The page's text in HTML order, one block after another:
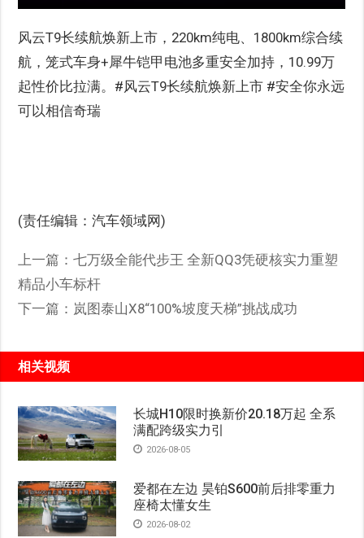
风云T9长续航焕新上市，220km纯电、1800km综合续
航，笼式车身+犀牛铠甲电池多重安全加持，10.99万
起性价比拉满。#风云T9长续航焕新上市 #安全你永远
可以相信奇瑞
(责任编辑：汽车领域网)
上一篇：七万级全能代步王 全新QQ3凭硬核实力重塑
精品小车标杆
下一篇： 岚图泰山X8“100%坡度天梯”挑战成功
相关视频
长城H10限时换新价20.18万起 全系
满配跨级实力引
2026-08-05
爱都在左边 昊铂S600前后排零重力
座椅太懂女生
2026-08-02